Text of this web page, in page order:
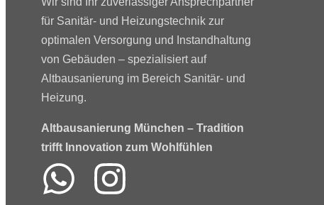
für Sanitär- und Heizungstechnik zur
optimalen Versorgung und Instandhaltung
von Gebäuden – spezialisiert auf
Altbausanierung im Bereich Sanitär- und
Heizung.
Altbausanierung München – Tradition
trifft Innovation zum Wohlfühlen